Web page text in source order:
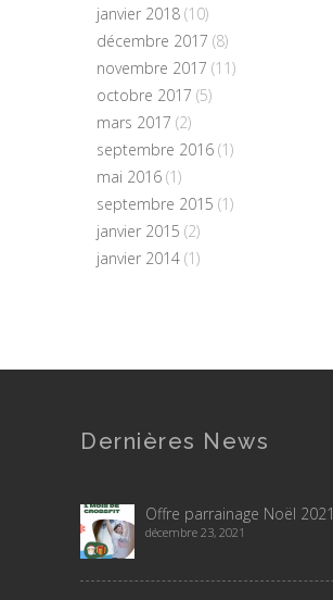
janvier 2018 (10)
décembre 2017 (8)
novembre 2017 (11)
octobre 2017 (5)
mars 2017 (2)
septembre 2016 (1)
mai 2016 (1)
septembre 2015 (1)
janvier 2015 (2)
janvier 2014 (1)
Dernières News
Offre parrainage Noël 2021
décembre 23, 2021